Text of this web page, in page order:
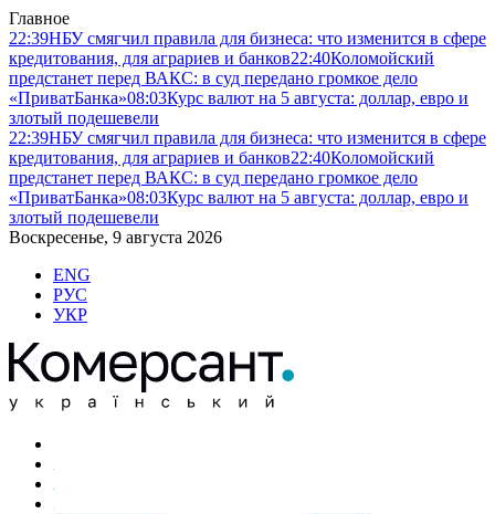
Главное
22:39НБУ смягчил правила для бизнеса: что изменится в сфере
кредитования, для аграриев и банков22:40Коломойский
предстанет перед ВАКС: в суд передано громкое дело
«ПриватБанка»08:03Курс валют на 5 августа: доллар, евро и
злотый подешевели
22:39НБУ смягчил правила для бизнеса: что изменится в сфере
кредитования, для аграриев и банков22:40Коломойский
предстанет перед ВАКС: в суд передано громкое дело
«ПриватБанка»08:03Курс валют на 5 августа: доллар, евро и
злотый подешевели
Воскресенье, 9 августа 2026
ENG
РУС
УКР